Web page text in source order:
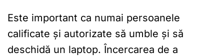
Este important ca numai persoanele
calificate și autorizate să umble și să
deschidă un laptop. Încercarea de a